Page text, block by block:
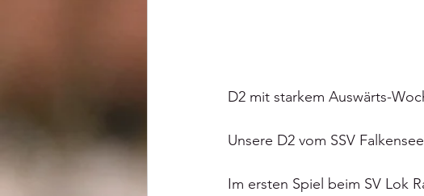
D2 mit starkem Auswärts-
Unsere D2 vom SSV
Im ersten Spiel beim SV Lok